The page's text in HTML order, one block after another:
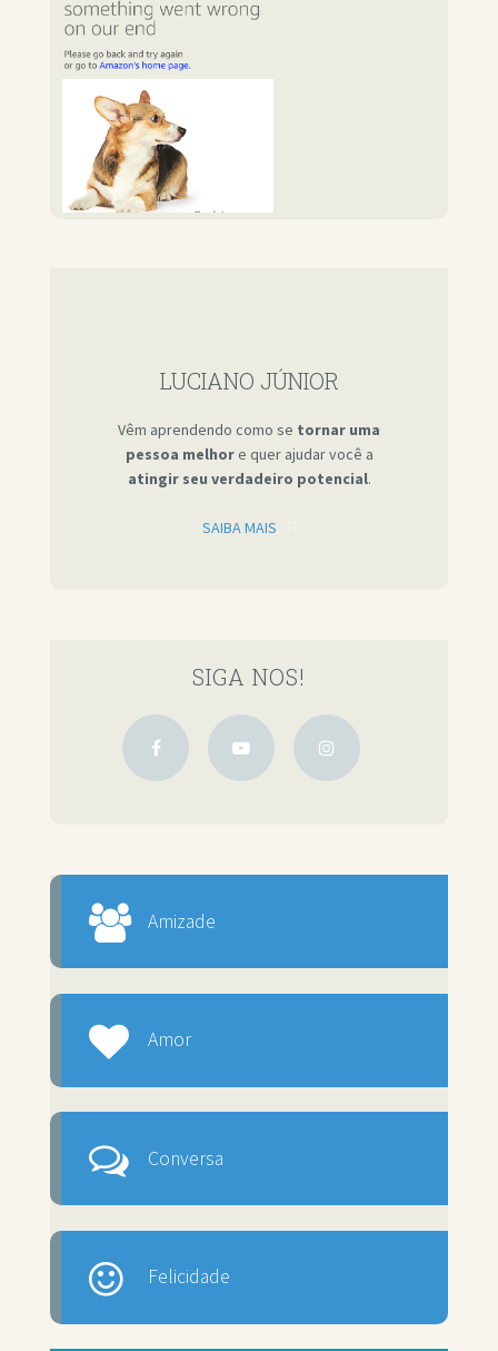
LUCIANO JÚNIOR
Vêm aprendendo como se tornar uma
pessoa melhore quer ajudar você a
atingir seu verdadeiro potencial.
SAIBA MAIS
SIGA NOS!
Amizade
Amor
Conversa
Felicidade